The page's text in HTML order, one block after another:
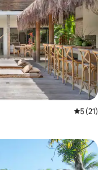
5 (21)
appréciés